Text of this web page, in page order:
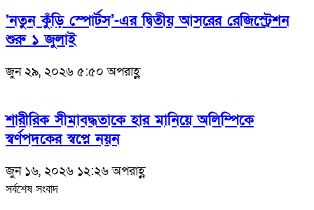
‘নতুন কুঁড়ি স্পোর্টস’-এর দ্বিতীয় আসরের রেজিস্ট্রেশন
শুরু ১ জুলাই
জুন ২৯, ২০২৬ ৫:৫০ অপরাহ্ণ
শারীরিক সীমাবদ্ধতাকে হার মানিয়ে অলিম্পিকে
স্বর্ণপদকের স্বপ্নে নয়ন
জুন ১৬, ২০২৬ ১২:২৬ অপরাহ্ণ
সর্বশেষ সংবাদ